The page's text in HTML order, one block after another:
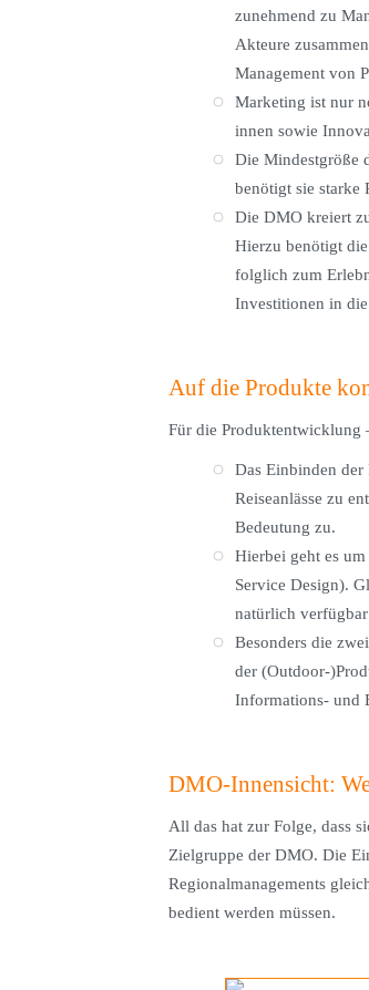
zunehmend zu
Akteure
Management von
Marketing ist nur
innen sowie
Die Mindestgröße
benötigt sie starke
Die DMO kreiert
Hierzu benötigt
folglich zum
Investitionen in
Auf die Produkte
Für die Produktentwicklung
Das Einbinden der
Reiseanlässe zu
Bedeutung zu.
Hierbei geht es
Service Design).
natürlich
Besonders die
der (Outdoor-
Informations- und
DMO-Innensicht:
All das hat zur Folge, dass
Zielgruppe der DMO. Die
Regionalmanagements
bedient werden müssen.